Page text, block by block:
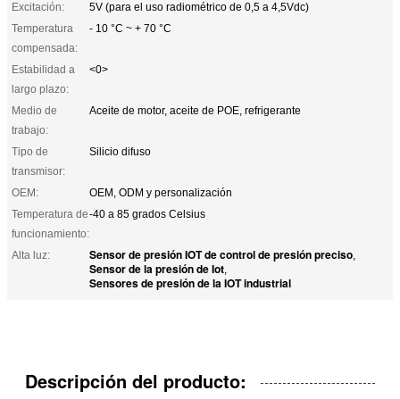
Excitación:
5V (para el uso radiométrico de 0,5 a 4,5Vdc)
Temperatura
compensada:
- 10 °C ~ + 70 °C
Estabilidad a
largo plazo:
<0>
Medio de
trabajo:
Aceite de motor, aceite de POE, refrigerante
Tipo de
transmisor:
Silicio difuso
OEM:
OEM, ODM y personalización
Temperatura de
funcionamiento:
-40 a 85 grados Celsius
Alta luz: Sensor de presión IOT de control de presión preciso,
Sensor de la presión de Iot,
Sensores de presión de la IOT industrial
Descripción del producto: